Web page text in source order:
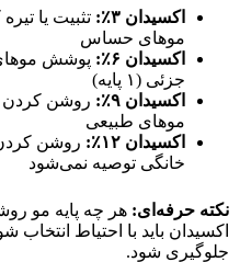
اکسیدان ۳٪ : تثبیت یا
موهای حساس
اکسیدان ۶٪ : پوشش
جزئی (۱ پایه)
اکسیدان ۹٪ :
موهای طبیعی
اکسیدان ۱۲٪ :
خانگی توصیه نمی‌شود
نکته حرفه‌ای: هر چه پایه مو
اکسیدان باید با احتیاط انتخاب
جلوگیری شود.